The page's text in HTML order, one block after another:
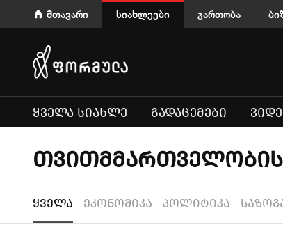
მთავარი სიახლეები გართობა
ᲧᲕᲔᲚᲐ ᲡᲘᲐᲮᲚᲔ ᲒᲐᲓᲐᲪᲔᲛᲔᲑᲘ
თვითმმართველობის
ყველა ეკონომიკა პოლიტიკა